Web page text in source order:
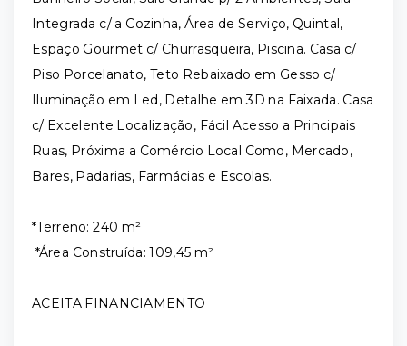
Integrada c/ a Cozinha, Área de Serviço, Quintal,
Espaço Gourmet c/ Churrasqueira, Piscina. Casa c/
Piso Porcelanato, Teto Rebaixado em Gesso c/
Iluminação em Led, Detalhe em 3D na Faixada. Casa
c/ Excelente Localização, Fácil Acesso a Principais
Ruas, Próxima a Comércio Local Como, Mercado,
Bares, Padarias, Farmácias e Escolas.
*Terreno: 240 m²
*Área Construída: 109,45 m²
ACEITA FINANCIAMENTO